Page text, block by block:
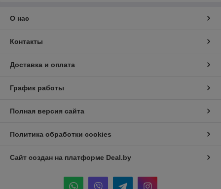
О нас
Контакты
Доставка и оплата
График работы
Полная версия сайта
Политика обработки cookies
Сайт создан на платформе Deal.by